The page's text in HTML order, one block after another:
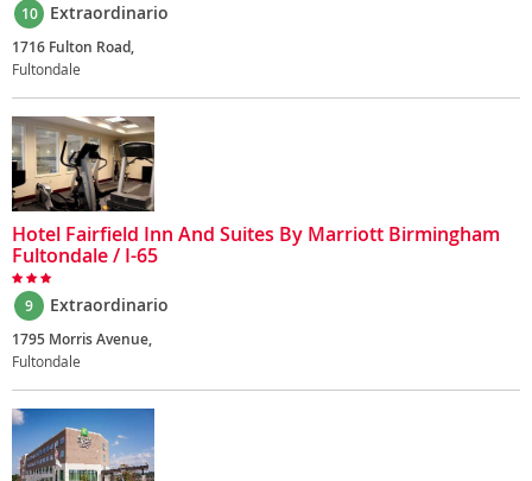
10 Extraordinario
1716 Fulton Road,
Fultondale
Hotel Fairfield Inn And Suites By Marriott Birmingham
Fultondale / I-65
9 Extraordinario
1795 Morris Avenue,
Fultondale